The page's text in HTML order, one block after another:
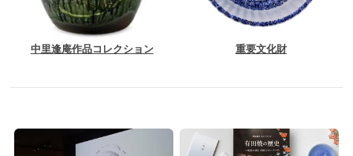
中里逢庵作品コレクション 重要文化財